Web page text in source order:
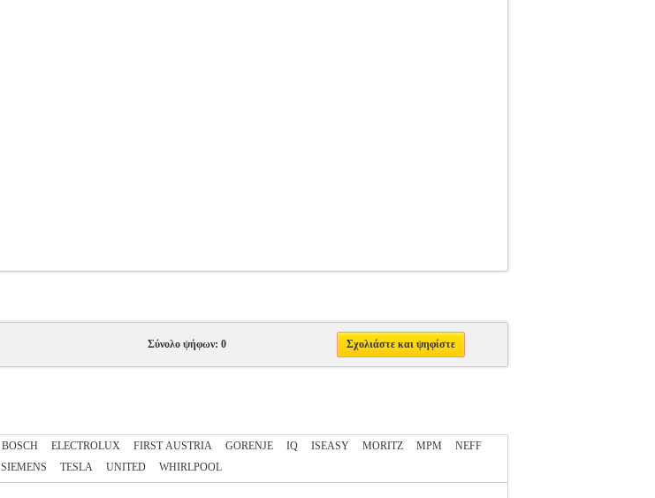
Σύνολο ψήφων: 0 Σχολιάστε και ψηφίστε
BOSCH ELECTROLUX FIRST AUSTRIA GORENJE IQ ISEASY MORITZ MPM
NEFF
SIEMENS TESLA UNITED WHIRLPOOL